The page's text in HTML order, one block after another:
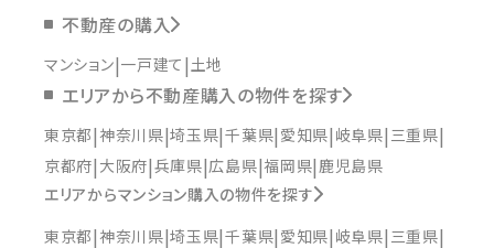
不動産の購入
マンション 一戸建て 土地
エリアから不動産購入の物件を探す
東京都 神奈川県 埼玉県 千葉県 愛知県 岐阜県 三重県
京都府 大阪府 兵庫県 広島県 福岡県 鹿児島県
エリアからマンション購入の物件を探す
東京都 神奈川県 埼玉県 千葉県 愛知県 岐阜県 三重県